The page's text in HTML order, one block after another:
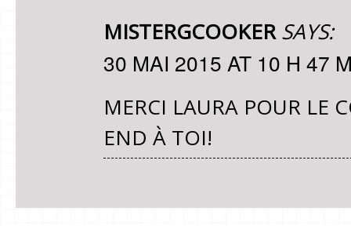
MISTERGCOOKER SAYS:
30 MAI 2015 AT 10 H 47
MERCI LAURA POUR LE
END À TOI!